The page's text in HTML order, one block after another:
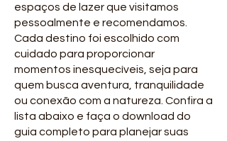
espaços de lazer que visitamos
pessoalmente e recomendamos.
Cada destino foi escolhido com
cuidado para proporcionar
momentos inesquecíveis, seja para
quem busca aventura, tranquilidade
ou conexão com a natureza. Confira a
lista abaixo e faça o download do
guia completo para planejar suas